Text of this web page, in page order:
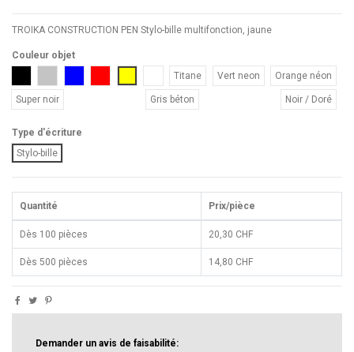
TROIKA CONSTRUCTION PEN Stylo-bille multifonction, jaune
Couleur objet
BlancTitane Vert neon Orange néon
Super noir Gris béton Noir / Doré
Type d'écriture
Stylo-bille
Quantité Prix/pièce
Dès 100 pièces 20,30 CHF
Dès 500 pièces 14,80 CHF
Demander un avis de faisabilité: